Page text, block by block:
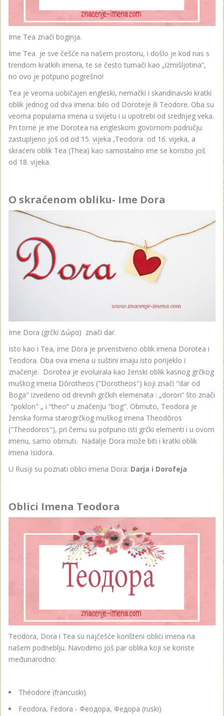
Ime Tea znači boginja.
Ime Tea je sve češće na našem prostoru, i došlo je kod nas s
trendom kratkih imena, te se često tumači kao „izmišljotina“,
no ovo je potpuno pogrešno!
Tea je veoma uobičajen engleski, nemački i skandinavski kratki
oblik jednog od dva imena: bilo od Doroteje ili Teodore. Oba su
veoma popularna imena u svijetu i u upotrebi od srednjeg veka.
Pri tome je ime Dorotea na engleskom govornom području
zastupljeno još od od 15. vijeka ,Teodora od 16. vijeka, a
skraćeni oblik Tea (Thea) kao samostalno ime se koristio još
od 18. vijeka.
O skraćenom obliku- Ime Dora
Ime Dora (grčki Δώρα) znači dar.
Isto kao i Tea, ime Dora je prvenstveno oblik imena Dorotea i
Teodora. Oba ova imena u suštini imaju isto porijeklo i
značenje. Dorotea je evoluirala kao ženski oblik kasnog grčkog
muškog imena Dōrotheos ("Dorotheos") koji znači "dar od
Boga" izvedeno od drevnih grčkih elemenata : „doron“ što znači
"poklon" „ i “theo“ u značenju "bog". Obrnuto, Teodora je
ženska forma starogrčkog muškog imena Theodōros
("Theodoros"), pri čemu su potpuno isti grčki elementi i u ovom
imenu, samo obrnuti. Nadalje Dora može biti i kratki oblik
imena Isidora.
U Rusiji su poznati oblici imena Dora: Darja i Dorofeja
Oblici Imena Teodora
Teodora, Dora i Tea su najčešće korišteni oblici imena na
našem podneblju. Navodimo još par oblika koji se koriste
međunarodno:
Théodore (francuski)
Feodora, Fedora - Феодора, Федора (ruski)